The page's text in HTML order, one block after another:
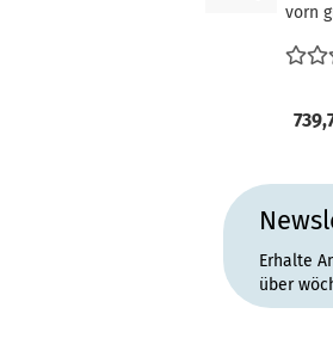
vorn
Bus
Erhalte
über